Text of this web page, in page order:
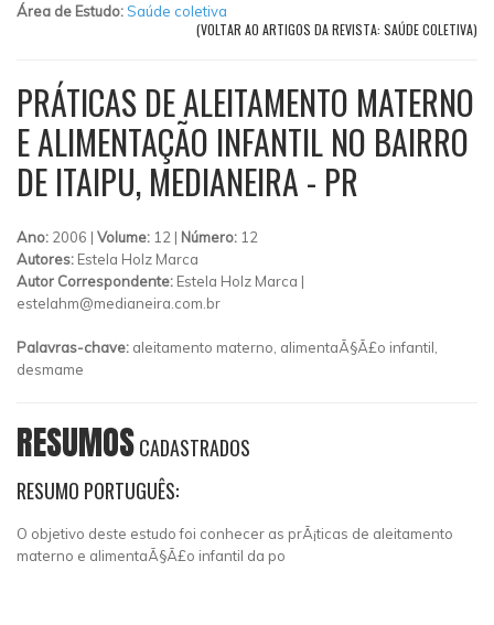
Área de Estudo:Saúde coletiva
(VOLTAR AO ARTIGOS DA REVISTA: SAÚDE COLETIVA)
PRÁTICAS DE ALEITAMENTO MATERNO
E ALIMENTAÇÃO INFANTIL NO BAIRRO
DE ITAIPU, MEDIANEIRA - PR
Ano: 2006 | Volume: 12 | Número: 12
Autores: Estela Holz Marca
Autor Correspondente: Estela Holz Marca |
estelahm@medianeira.com.br
Palavras-chave: aleitamento materno, alimentaÃ§Ã£o infantil,
desmame
RESUMOSCADASTRADOS
RESUMO PORTUGUÊS:
O objetivo deste estudo foi conhecer as prÃ¡ticas de aleitamento
materno e alimentaÃ§Ã£o infantil da po